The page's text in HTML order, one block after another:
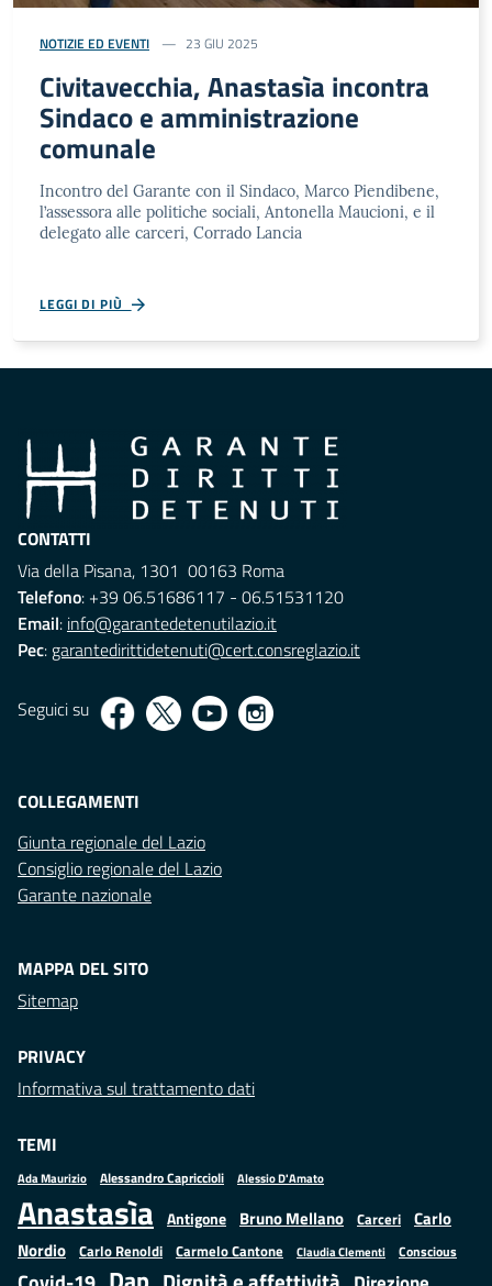
NOTIZIE ED EVENTI 23 GIU 2025
Civitavecchia, Anastasìa incontra
Sindaco e amministrazione
comunale
Incontro del Garante con il Sindaco, Marco Piendibene,
l’assessora alle politiche sociali, Antonella Maucioni, e il
delegato alle carceri, Corrado Lancia
LEGGI DI PIÙ
CONTATTI
Via della Pisana, 1301 00163 Roma
Telefono: +39 06.51686117 - 06.51531120
Email: info@garantedetenutilazio.it
Pec: garantedirittidetenuti@cert.consreglazio.it
Seguici su
COLLEGAMENTI
Giunta regionale del Lazio
Consiglio regionale del Lazio
Garante nazionale
MAPPA DEL SITO
Sitemap
PRIVACY
Informativa sul trattamento dati
TEMI
Ada Maurizio Alessandro Capriccioli Alessio D'Amato
Anastasìa Antigone Bruno Mellano Carceri
Carlo
Nordio Carlo Renoldi Carmelo Cantone Claudia Clementi Conscious